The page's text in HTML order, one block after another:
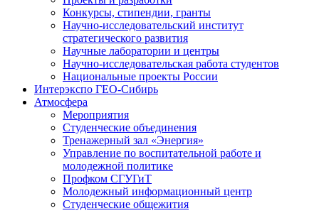
Конкурсы, стипендии, гранты
Научно-исследовательский институт
стратегического развития
Научные лаборатории и центры
Научно-исследовательская работа студентов
Национальные проекты России
Интерэкспо ГЕО-Сибирь
Атмосфера
Мероприятия
Студенческие объединения
Тренажерный зал «Энергия»
Управление по воспитательной работе и
молодежной политике
Профком СГУГиТ
Молодежный информационный центр
Студенческие общежития